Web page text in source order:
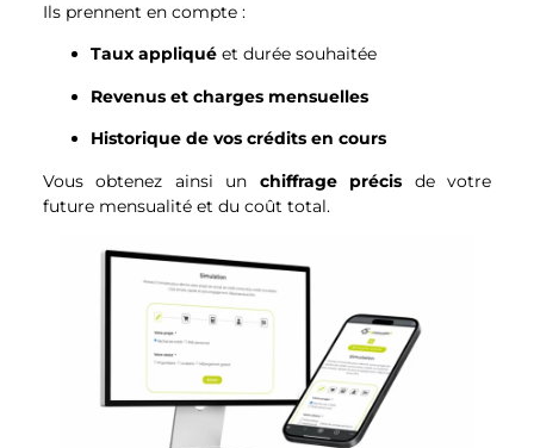
Ils prennent en compte :
Taux appliquéet durée souhaitée
Revenus et charges mensuelles
Historique de vos crédits en cours
Vous obtenez ainsi un chiffrage précis de votre
future mensualité et du coût total.